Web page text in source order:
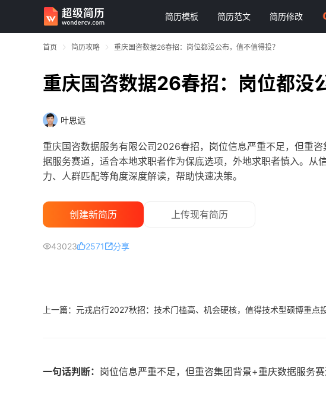
简历模板 简历范文 简历修改
首页 简历攻略 重庆国咨数据26春招：岗位都没公布，值不值得投？
重庆国咨数据26春招：岗位都没
叶思远
重庆国咨数据服务有限公司2026春招，岗位信息严重不足，但重
据服务赛道，适合本地求职者作为保底选项，外地求职者慎入。从
力、人群匹配等角度深度解读，帮助快速决策。
创建新简历 上传现有简历
43023 2571 分享
上一篇：元戎启行2027秋招：技术门槛高、机会硬核，值得技术型硕博重点
一句话判断： 岗位信息严重不足，但重咨集团背景+重庆数据服务